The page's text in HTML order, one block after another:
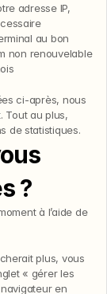
adresse IP,
au bon
non renouvelable
ci-après, nous
Tout au plus,
de statistiques.
?
à l’aide de
plus, vous
« gérer les
en